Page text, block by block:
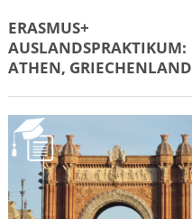
ERASMUS+
AUSLANDSPRAKTIKUM:
ATHEN, GRIECHENLAND